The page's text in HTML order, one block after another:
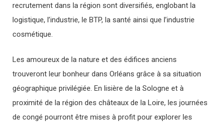
recrutement dans la région sont diversifiés, englobant la
logistique, l’industrie, le BTP, la santé ainsi que l’industrie
cosmétique.
Les amoureux de la nature et des édifices anciens
trouveront leur bonheur dans Orléans grâce à sa situation
géographique privilégiée. En lisière de la Sologne et à
proximité de la région des châteaux de la Loire, les journées
de congé pourront être mises à profit pour explorer les